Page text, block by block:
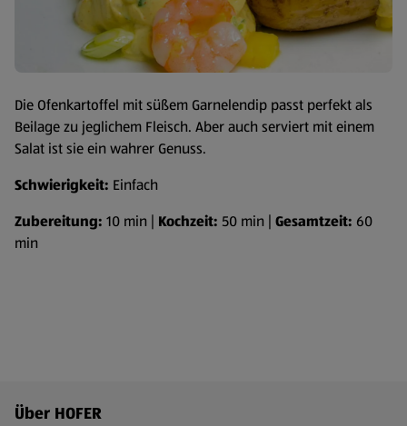
Die Ofenkartoffel mit süßem Garnelendip passt perfekt als
Beilage zu jeglichem Fleisch. Aber auch serviert mit einem
Salat ist sie ein wahrer Genuss.
Schwierigkeit: Einfach
Zubereitung: 10 min | Kochzeit: 50 min | Gesamtzeit: 60
min
Fußzeilenmenü - weitere Links
Über HOFER